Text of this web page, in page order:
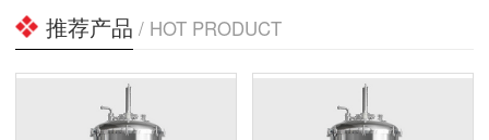
推荐产品 / HOT PRODUCT